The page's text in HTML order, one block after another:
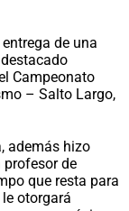
de una
Campeonato
– Salto Largo,
además hizo
de
que resta para
otorgará